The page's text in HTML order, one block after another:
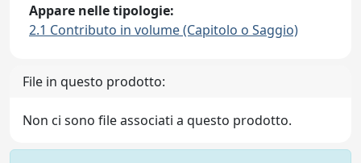
Appare nelle tipologie:
2.1 Contributo in volume (Capitolo o Saggio)
File in questo prodotto:
Non ci sono file associati a questo prodotto.